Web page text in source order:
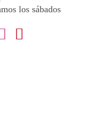
los sábados